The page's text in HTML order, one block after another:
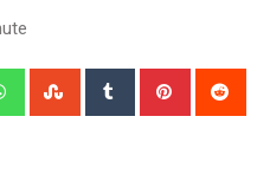
WhatsappStumbleUpon
Tumblr Pinterest